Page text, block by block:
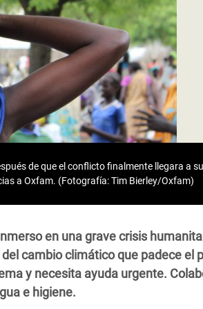
y Alimentaria
Oriental
Personas Refugiadas
del Sur
Refugiados Rohinyá
Yemen
de que el conflicto finalmente llegara a
a Oxfam. (Fotografía: Tim Bierley/Oxfam)
en una grave crisis
cambio climático que padece el
y necesita ayuda urgente.
e higiene.